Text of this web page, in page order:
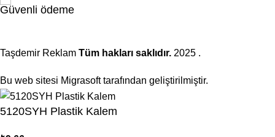
Güvenli ödeme
Taşdemir Reklam Tüm hakları saklıdır. 2025 .
Bu web sitesi Migrasoft tarafından geliştirilmiştir.
5120SYH Plastik Kalem